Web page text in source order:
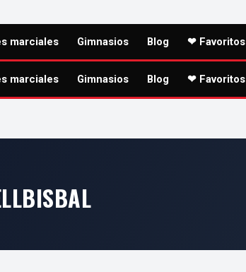
marciales Gimnasios Blog ❤ Favoritos
marciales Gimnasios Blog ❤ Favoritos